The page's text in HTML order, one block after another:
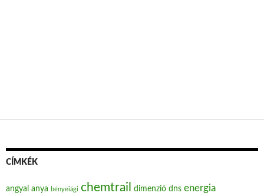
CÍMKÉK
angyal anya bényeiági chemtrail dimenzió dns energia